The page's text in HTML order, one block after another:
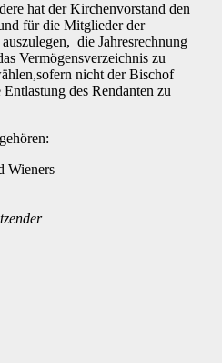
hat der Kirchenvorstand den
für die Mitglieder der
die Jahresrechnung
Vermögensverzeichnis zu
nicht der Bischof
des Rendanten zu
Wieners